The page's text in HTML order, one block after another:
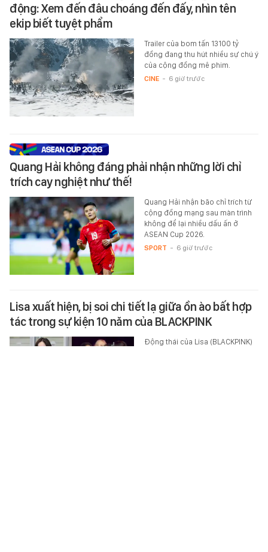
động: Xem đến đâu choáng đến đấy, nhìn tên
ekip biết tuyệt phẩm
Trailer của bom tấn 13100 tỷ
đồng đang thu hút nhiều sự chú ý
của cộng đồng mê phim.
CINE - 6 giờ trước
Quang Hải không đáng phải nhận những lời chỉ
trích cay nghiệt như thế!
Quang Hải nhận bão chỉ trích từ
cộng đồng mạng sau màn trình
không để lại nhiều dấu ấn ở
ASEAN Cup 2026.
SPORT - 6 giờ trước
Lisa xuất hiện, bị soi chi tiết lạ giữa ồn ào bất hợp
tác trong sự kiện 10 năm của BLACKPINK
Động thái của Lisa (BLACKPINK)